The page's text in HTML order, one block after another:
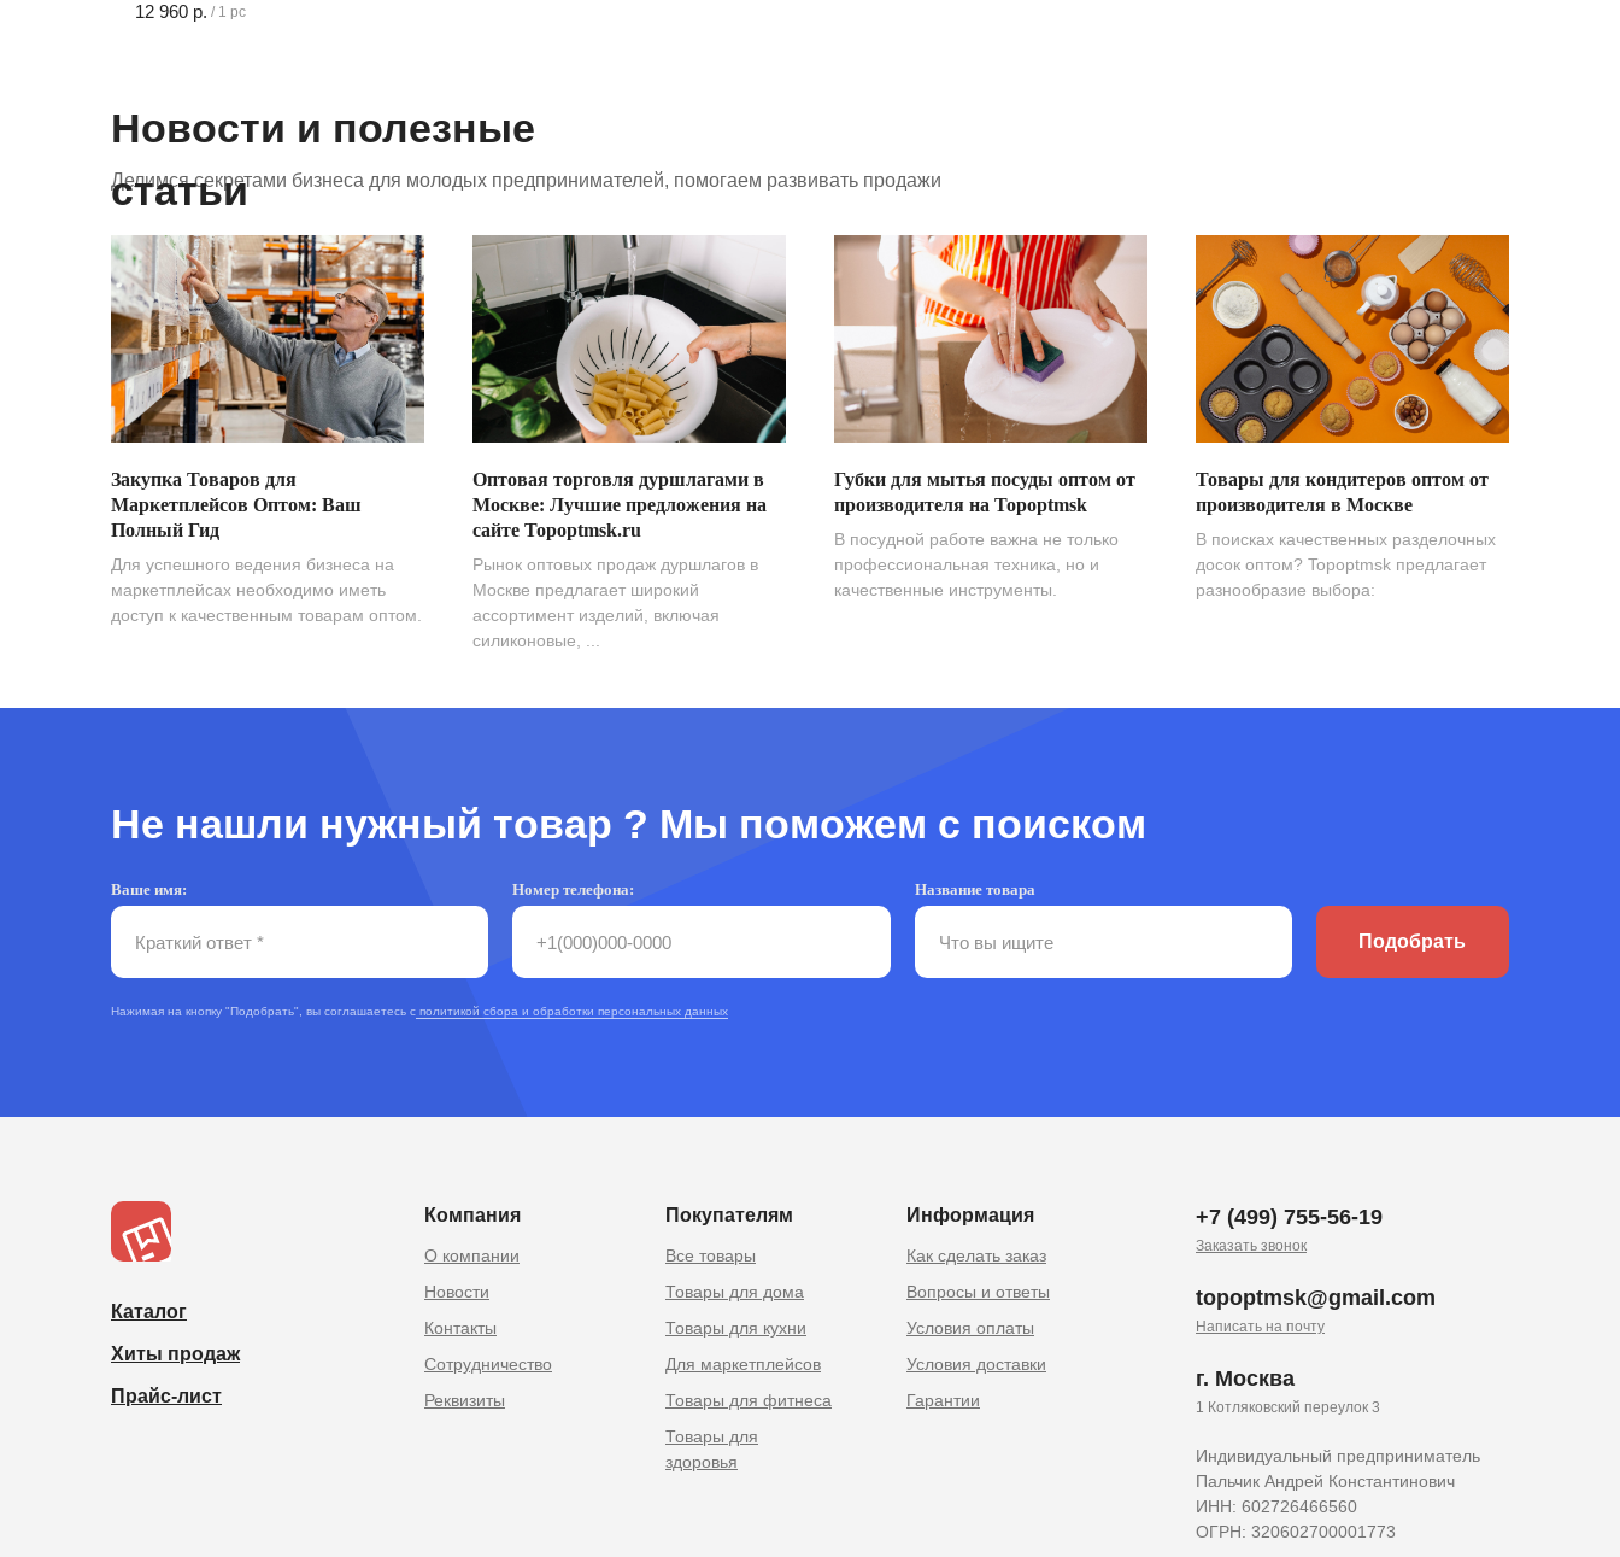
12 960 р. / 1 pc
Новости и полезные
статьи
Делимся секретами бизнеса для молодых предпринимателей, помогаем развивать продажи
Закупка Товаров для
Маркетплейсов Оптом: Ваш
Полный Гид
Для успешного ведения бизнеса на
маркетплейсах необходимо иметь
доступ к качественным товарам оптом.
Оптовая торговля дуршлагами в
Москве: Лучшие предложения на
сайте Topoptmsk.ru
Рынок оптовых продаж дуршлагов в
Москве предлагает широкий
ассортимент изделий, включая
силиконовые, ...
Губки для мытья посуды оптом от
производителя на Topoptmsk
В посудной работе важна не только
профессиональная техника, но и
качественные инструменты.
Товары для кондитеров оптом от
производителя в Москве
В поисках качественных разделочных
досок оптом? Topoptmsk предлагает
разнообразие выбора:
Не нашли нужный товар ? Мы поможем с поиском
Ваше имя: Номер телефона: Название товара
Подобрать
Нажимая на кнопку "Подобрать", вы соглашаетесь с политикой сбора и обработки персональных данных
Компания Покупателям Информация
Как сделать заказ
Вопросы и ответы
Условия оплаты
Индивидуальный предприниматель
Пальчик Андрей Константинович
ИНН: 602726466560
ОГРН: 320602700001773
Гарантии
Все товары
Товары для дома
Товары для кухни
О компании
Новости
Контакты
Сотрудничество
Для маркетплейсов
Товары для фитнеса
Товары для
здоровья
Реквизиты
+7 (499) 755-56-19
Заказать звонок
topoptmsk@gmail.com
Написать на почту
г. Москва
1 Котляковский переулок 3
Каталог
Хиты продаж
Прайс-лист
Условия доставки